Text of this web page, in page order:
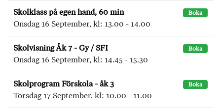
Skolklass på egen hand, 60 min Boka
Onsdag 16 September, kl: 13.00 - 14.00
Skolvisning Åk 7 - Gy / SFI Boka
Onsdag 16 September, kl: 14.45 - 15.30
Skolprogram Förskola - åk 3 Boka
Torsdag 17 September, kl: 10.00 - 11.00